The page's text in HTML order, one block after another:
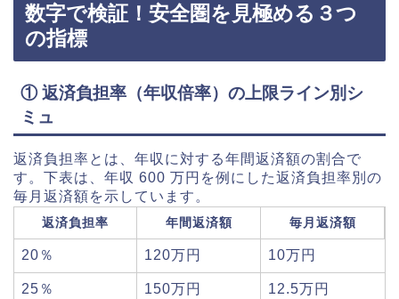
数字で検証！安全圏を見極める３つ
の指標
① 返済負担率（年収倍率）の上限ライン別シ
ミュ
返済負担率とは、年収に対する年間返済額の割合で
す。下表は、年収 600 万円を例にした返済負担率別の
毎月返済額を示しています。
返済負担率 年間返済額 毎月返済額
20％ 120万円 10万円
25％ 150万円 12.5万円